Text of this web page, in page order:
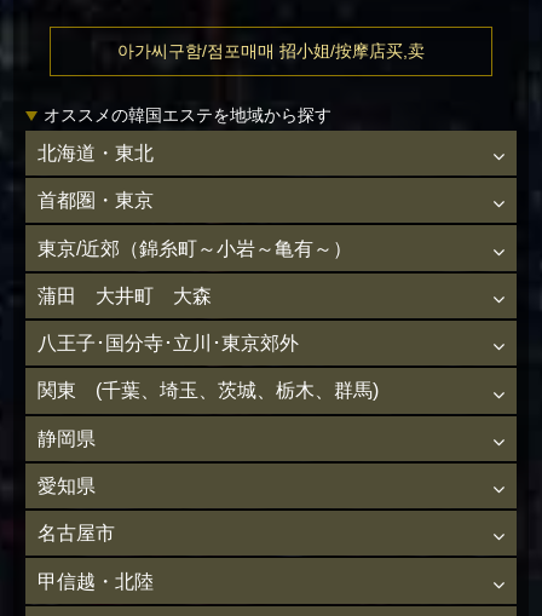
아가씨구함/점포매매 招小姐/按摩店买,卖
オススメの韓国エステを地域から探す
北海道・東北
首都圏・東京
東京/近郊（錦糸町～小岩～亀有～）
蒲田 大井町 大森
八王子･国分寺･立川･東京郊外
関東 (千葉、埼玉、茨城、栃木、群馬)
静岡県
愛知県
名古屋市
甲信越・北陸